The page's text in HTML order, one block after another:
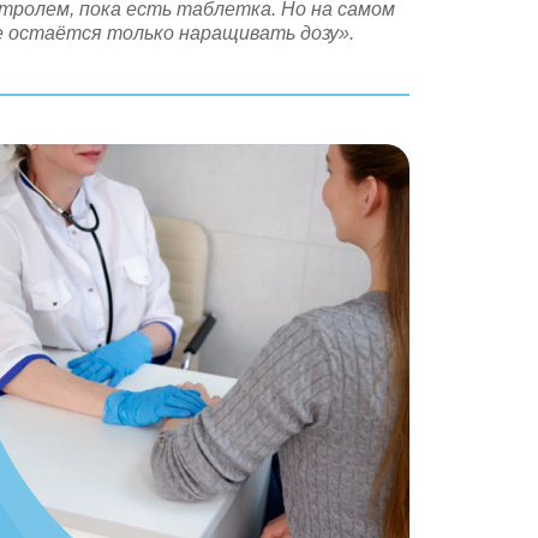
пока есть таблетка. Но на самом
остаётся только наращивать дозу».
данных